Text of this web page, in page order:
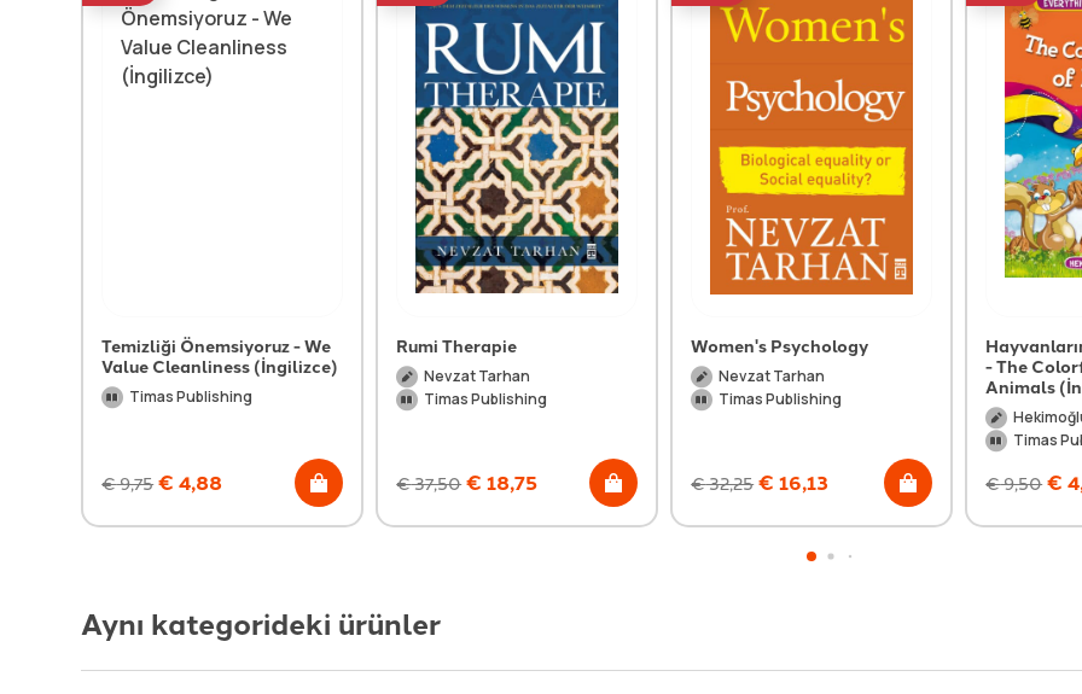
Temizliği Önemsiyoruz - We
Value Cleanliness (İngilizce)
Timas Publishing
€9,75 € 4,88
Rumi Therapie
Nevzat Tarhan
Timas Publishing
€37,50 € 18,75
Women's Psychology
Nevzat Tarhan
Timas Publishing
€32,25 € 16,13
- The
Animals
Timas
€9,50 €
Aynı kategorideki ürünler